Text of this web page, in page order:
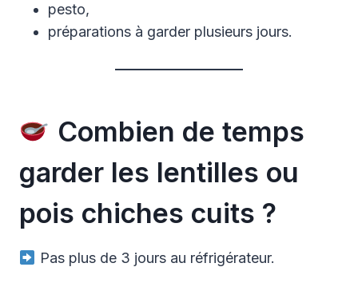
pesto,
préparations à garder plusieurs jours.
Combien de temps
garder les lentilles ou
pois chiches cuits ?
Pas plus de 3 jours au réfrigérateur.